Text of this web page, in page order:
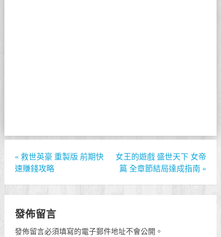
« 救世英豪 重製版 前期快
速賺錢攻略
女王的遊戲 盛世天下 女帝
篇 全章節結局達成指南 »
發佈留言
發佈留言必須填寫的電子郵件地址不會公開。